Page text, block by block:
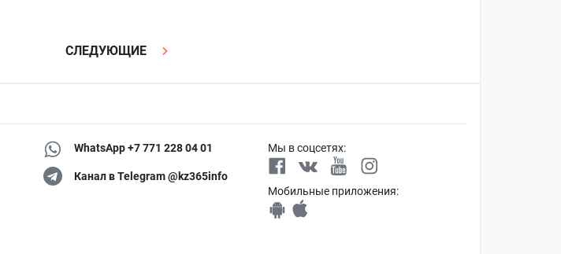
СЛЕДУЮЩИЕ
WhatsApp +7 771 228 04 01
Канал в Telegram @kz365info
Мы в соцсетях:
Мобильные приложения: